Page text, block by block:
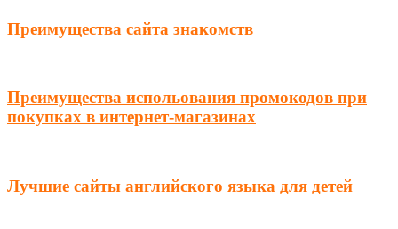
Преимущества сайта знакомств
Преимущества испольования промокодов при
покупках в интернет-магазинах
Лучшие сайты английского языка для детей